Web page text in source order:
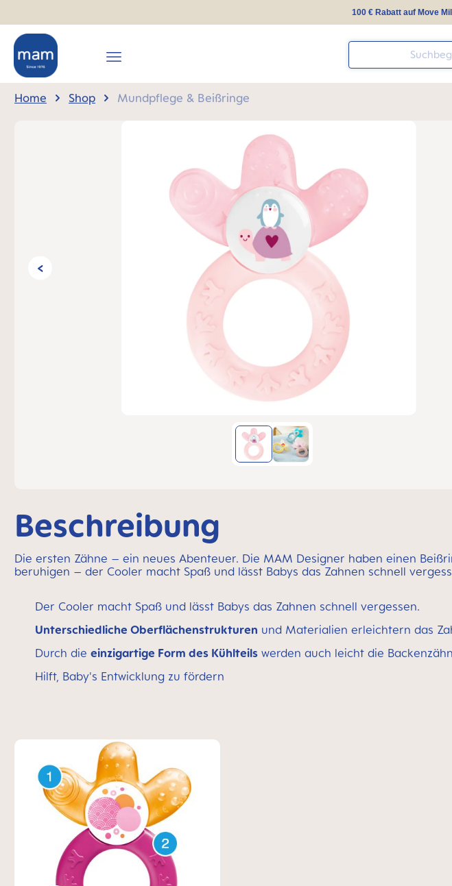
100 € Rabatt auf Move
Home Shop Mundpflege & Beißringe
Beschreibung
Die ersten Zähne – ein neues Abenteuer. Die MAM Designer haben einen
beruhigen – der Cooler macht Spaß und lässt Babys das Zahnen schnell
Der Cooler macht Spaß und lässt Babys das Zahnen schnell vergessen.
Unterschiedliche Oberflächenstrukturen und Materialien erleichtern das
Durch die einzigartige Form des Kühlteils werden auch leicht die
Hilft, Baby's Entwicklung zu fördern